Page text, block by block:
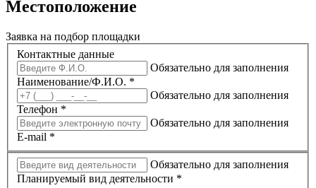
Местоположение
Заявка на подбор площадки
Контактные данные
Обязательно для заполнения
Наименование/Ф.И.О. *
Обязательно для заполнения
Телефон *
Обязательно для заполнения
E-mail *
Обязательно для заполнения
Планируемый вид деятельности *